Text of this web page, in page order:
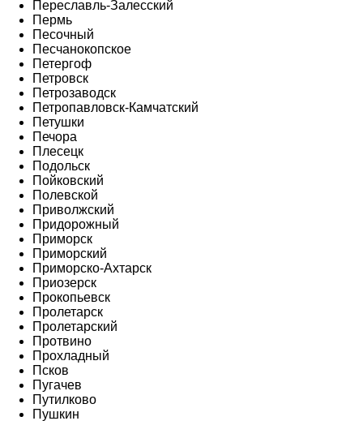
Переславль-Залесский
Пермь
Песочный
Песчанокопское
Петергоф
Петровск
Петрозаводск
Петропавловск-Камчатский
Петушки
Печора
Плесецк
Подольск
Пойковский
Полевской
Приволжский
Придорожный
Приморск
Приморский
Приморско-Ахтарск
Приозерск
Прокопьевск
Пролетарск
Пролетарский
Протвино
Прохладный
Псков
Пугачев
Путилково
Пушкин